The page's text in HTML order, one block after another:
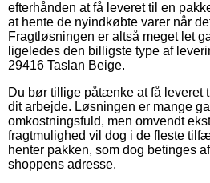
efterhånden at få leveret til en
at hente de nyindkøbte varer når
Fragtløsningen er altså meget let
ligeledes den billigste type af
29416 Taslan Beige.
Du bør tillige påtænke at få leveret
dit arbejde. Løsningen er mange
omkostningsfuld, men omvendt
fragtmulighed vil dog i de fleste
henter pakken, som dog betinges
shoppens adresse.